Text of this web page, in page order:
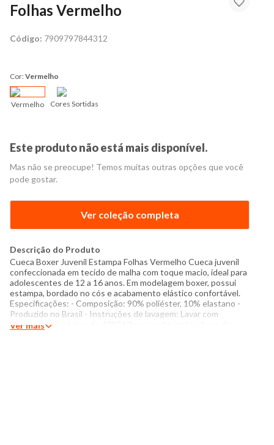
Folhas Vermelho
Código: 7909797844312
Cor:Vermelho
Vermelho Cores Sortidas
Este produto não está mais disponível.
Mas não se preocupe! Temos muitas outras opções que você
pode gostar.
Ver coleção completa
Descrição do Produto
Cueca Boxer Juvenil Estampa Folhas Vermelho Cueca juvenil
confeccionada em tecido de malha com toque macio, ideal para
adolescentes de 12 a 16 anos. Em modelagem boxer, possui
estampa, bordado no cós e acabamento elástico confortável.
Especificações: - Composição: 90% poliéster, 10% elastano -
Produzido no Brasil - Instruções de lavagem: Lavar com
temperatura máxima de 40°C Não usar alvejante a base de
Ver mais